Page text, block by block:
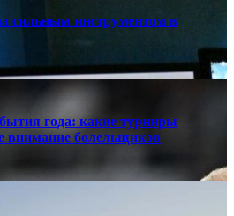
сильным инструментом в
года: какие турниры
внимание болельщиков